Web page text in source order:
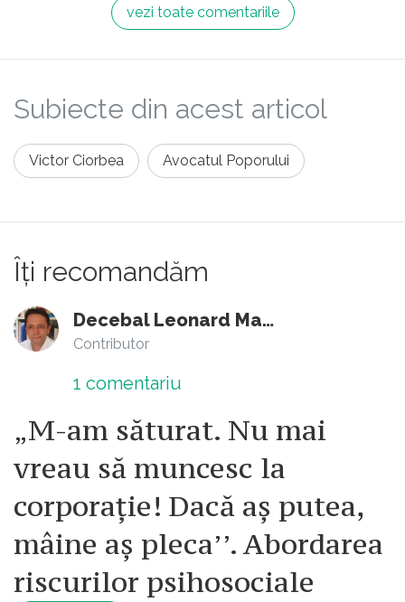
l-a adus în situaţia de a mânca kkt.
vezi toate comentariile
Subiecte din acest articol
Victor Ciorbea Avocatul Poporului
Îți recomandăm
Decebal Leonard Marin
Contributor
1 comentariu
„M-am săturat. Nu mai
vreau să muncesc la
corporație! Dacă aș putea,
mâine aș pleca’’. Abordarea
riscurilor psihosociale